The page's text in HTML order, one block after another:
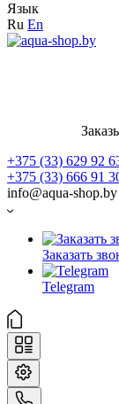
Язык
Ru En
+375 (33) 629 92
+375 (33) 666 91
info@aqua-shop.by
Заказать
Telegram